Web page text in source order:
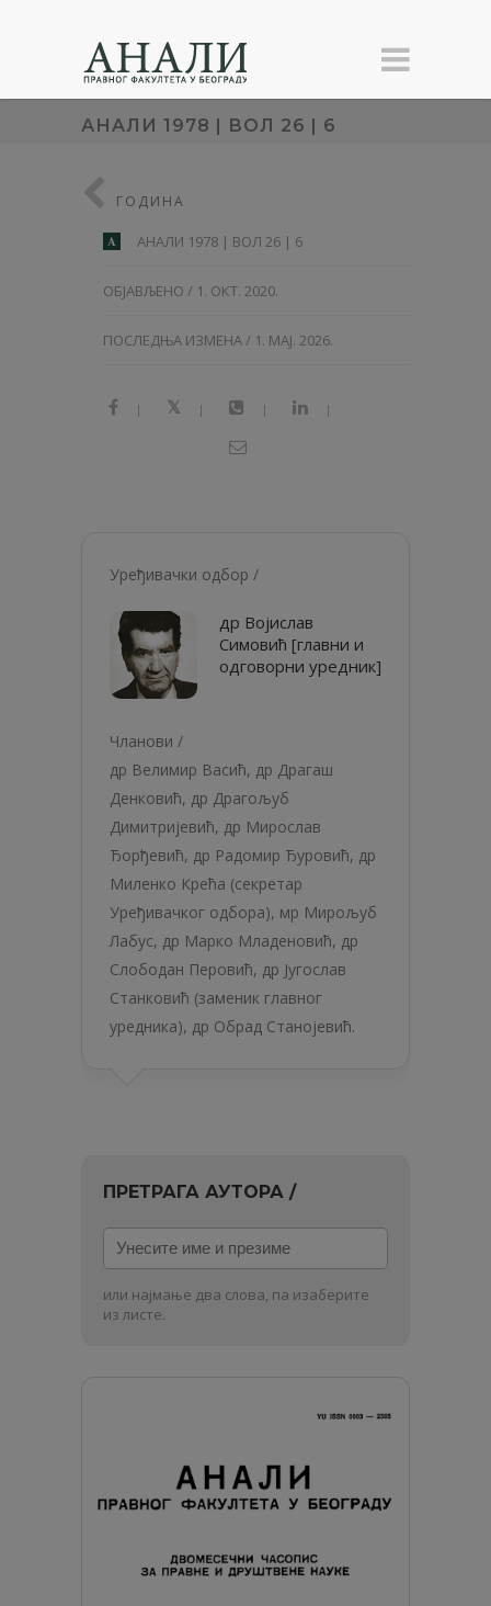
АНAЛИ 1978 | ВОЛ 26 | 6
ГОДИНА
A АНAЛИ 1978 | ВОЛ 26 | 6
ОБЈАВЉЕНО / 1. ОКТ. 2020.
ПОСЛЕДЊА ИЗМЕНА / 1. МАЈ. 2026.
| | | |
Уређивачки одбор /
др Војислав
Симовић [главни и
одговорни уредник]
Чланови /
др Велимир Васић, др Драгаш
Денковић, др Драгољуб
Димитријевић, др Мирослав
Ђорђевић, др Радомир Ђуровић, др
Миленко Крећа (секретар
Уређивачког одбора), мр Мирољуб
Лабус, др Марко Младеновић, др
Слободан Перовић, др Југослав
Станковић (заменик главног
уредника), др Обрад Станојевић.
ПРЕТРАГА АУТОРА /
Унесите
име
и
презиме
или најмање два слова, па изаберите
из листе.